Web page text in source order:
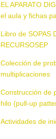
EL APARATO
el aula y fichas
Libro de SOPAS
RECURSOSEP
Colección de
multiplicaciones
Construcción de
hilo (pull-up
Actividades de